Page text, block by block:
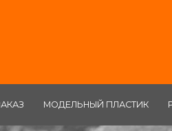
МОДЕЛЬНЫЙ ПЛАСТИК